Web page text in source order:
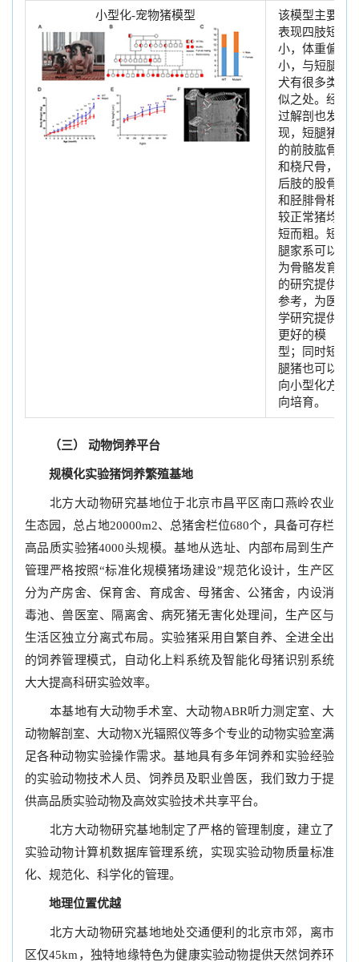
小型化-宠物猪模型
该模型主要
表现四肢短
小，体重偏
小，与短腿
犬有很多类
似之处。经
过解剖也发
现，短腿猪
的前肢肱骨
和桡尺骨，
后肢的股骨
和胫腓骨相
较正常猪均
短而粗。短
腿家系可以
为骨骼发育
的研究提供
参考，为医
学研究提供
更好的模
型；同时短
腿猪也可以
向小型化方
向培育。
（三） 动物饲养平台
规模化实验猪饲养繁殖基地
北方大动物研究基地位于北京市昌平区南口燕岭农业
生态园，总占地20000m2、总猪舍栏位680个，具备可存栏
高品质实验猪4000头规模。基地从选址、内部布局到生产
管理严格按照“标准化规模猪场建设”规范化设计，生产区
分为产房舍、保育舍、育成舍、母猪舍、公猪舍，内设消
毒池、兽医室、隔离舍、病死猪无害化处理间，生产区与
生活区独立分离式布局。实验猪采用自繁自养、全进全出
的饲养管理模式，自动化上料系统及智能化母猪识别系统
大大提高科研实验效率。
本基地有大动物手术室、大动物ABR听力测定室、大
动物解剖室、大动物X光辐照仪等多个专业的动物实验室满
足各种动物实验操作需求。基地具有多年饲养和实验经验
的实验动物技术人员、饲养员及职业兽医，我们致力于提
供高品质实验动物及高效实验技术共享平台。
北方大动物研究基地制定了严格的管理制度，建立了
实验动物计算机数据库管理系统，实现实验动物质量标准
化、规范化、科学化的管理。
地理位置优越
北方大动物研究基地地处交通便利的北京市郊，离市
区仅45km，独特地缘特色为健康实验动物提供天然饲养环